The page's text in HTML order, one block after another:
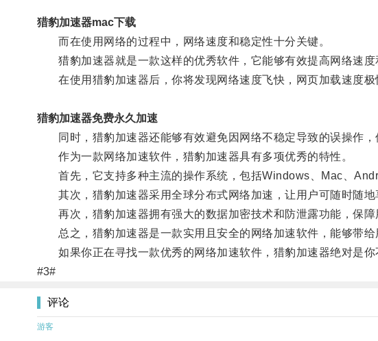
猎豹加速器mac下载
而在使用网络的过程中，网络速度和稳定性十分关键。
猎豹加速器就是一款这样的优秀软件，它能够有效提高网络速度
在使用猎豹加速器后，你将发现网络速度飞快，网页加载速度极
猎豹加速器免费永久加速
同时，猎豹加速器还能够有效避免因网络不稳定导致的误操作，
作为一款网络加速软件，猎豹加速器具有多项优秀的特性。
首先，它支持多种主流的操作系统，包括Windows、Mac、
其次，猎豹加速器采用全球分布式网络加速，让用户可随时随地
再次，猎豹加速器拥有强大的数据加密技术和防泄露功能，保障
总之，猎豹加速器是一款实用且安全的网络加速软件，能够带给
如果你正在寻找一款优秀的网络加速软件，猎豹加速器绝对是你
#3#
评论
游客